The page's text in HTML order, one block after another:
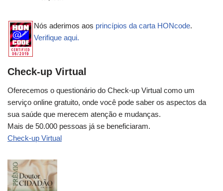
Nós aderimos aos princípios da carta HONcode.
Verifique aqui.
Check-up Virtual
Oferecemos o questionário do Check-up Virtual como um
serviço online gratuito, onde você pode saber os aspectos da
sua saúde que merecem atenção e mudanças.
Mais de 50.000 pessoas já se beneficiaram.
Check-up Virtual